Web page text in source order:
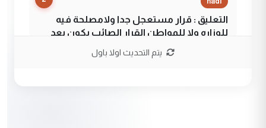
التعليق : قرار مستعجل جدا ولامصلحة فيه
للوزاره ولا للمواطن القرار الصائب يكون بعد
يتم التحديث اولا باول